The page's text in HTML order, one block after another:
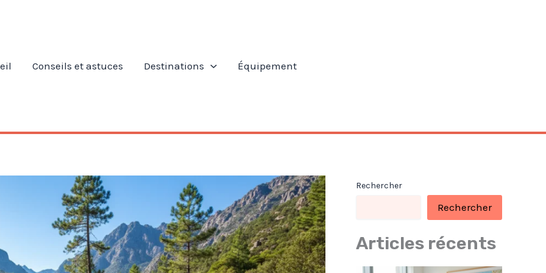
Conseils et astuces Destinations Équipement
Rechercher
Rechercher
Articles récents